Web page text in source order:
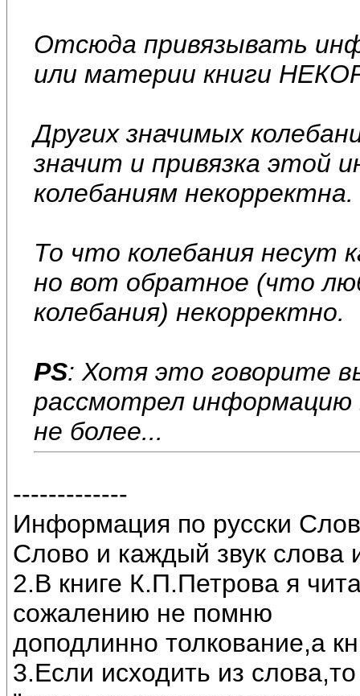
Отсюда привязывать
или материи книги
Других значимых
значит и привязка этой
колебаниям
То что колебания несут
но вот обратное (что
колебания) некорректно.
PS: Хотя это говорите
рассмотрел информацию
не более...
-------------
Информация по русски
Слово и каждый звук слова
2.В книге К.П.Петрова я
сожалению не помню
доподлинно толкование,а
3.Если исходить из